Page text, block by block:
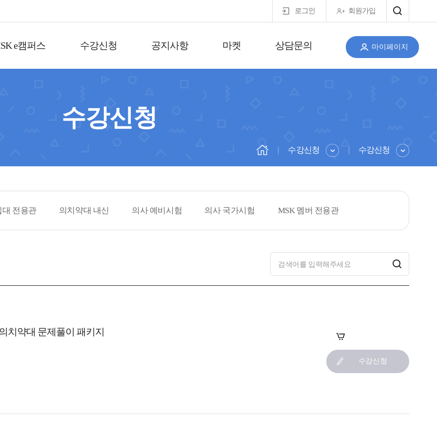
로그인 회원가입
마이페이지
e캠퍼스 수강신청 공지사항 마켓 상담문의
수강신청
수강신청 수강신청
대 전용관 의치약대 내신 의사 예비시험 의사 국가시험 MSK 멤버 전용관
치약대 문제풀이 패키지
수강신청